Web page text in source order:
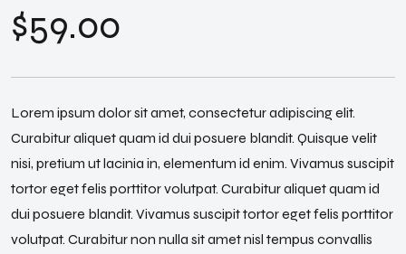
$59.00
Lorem ipsum dolor sit amet, consectetur adipiscing elit.
Curabitur aliquet quam id dui posuere blandit. Quisque velit
nisi, pretium ut lacinia in, elementum id enim. Vivamus suscipit
tortor eget felis porttitor volutpat. Curabitur aliquet quam id
dui posuere blandit. Vivamus suscipit tortor eget felis porttitor
volutpat. Curabitur non nulla sit amet nisl tempus convallis